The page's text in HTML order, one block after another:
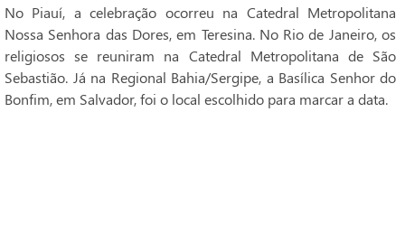
No Piauí, a celebração ocorreu na Catedral Metropolitana
Nossa Senhora das Dores, em Teresina. No Rio de Janeiro, os
religiosos se reuniram na Catedral Metropolitana de São
Sebastião. Já na Regional Bahia/Sergipe, a Basílica Senhor do
Bonfim, em Salvador, foi o local escolhido para marcar a data.